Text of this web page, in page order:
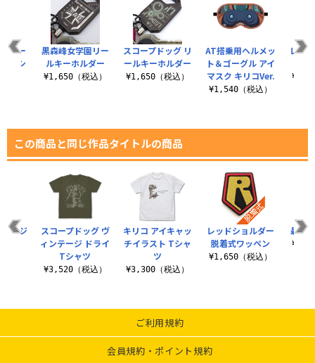
スコープドッグ リ
ールキーホルダー
¥1,650（税込）
AT搭乗用ヘルメッ
ト＆ゴーグル アイ
マスク キリコVer.
¥1,540（税込）
レッ
ダー
Tシ
黒森峰女学園リー
ルキーホルダー
¥1,650（税込）
この商品と同じ作品タイトルの商品
キリコ アイキャッ
チイラスト Tシャ
ツ
¥3,300（税込）
レッドショルダー
脱着式ワッペン
¥1,650（税込）
最低
ルジ
スコープドッグ ヴ
ィンテージ ドライ
Tシャツ
¥3,520（税込）
ご利用規約
会員規約・ポイント規約